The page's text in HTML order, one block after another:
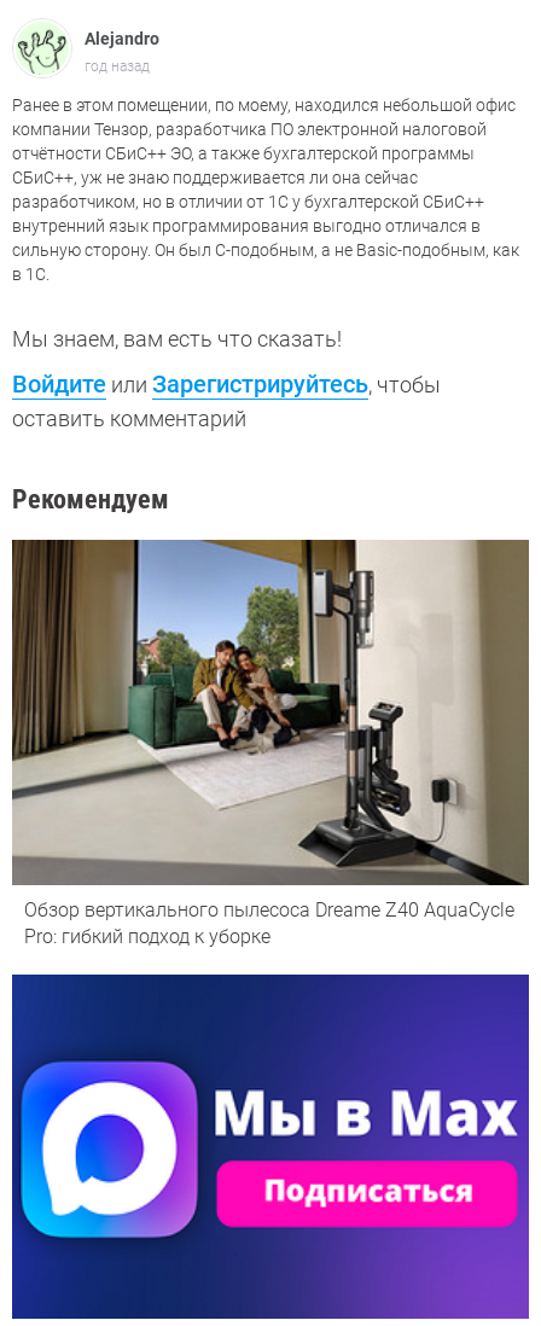
Alejandro
год назад
Ранее в этом помещении, по моему, находился небольшой офис
компании Тензор, разработчика ПО электронной налоговой
отчётности СБиС++ ЭО, а также бухгалтерской программы
СБиС++, уж не знаю поддерживается ли она сейчас
разработчиком, но в отличии от 1С у бухгалтерской СБиС++
внутренний язык программирования выгодно отличался в
сильную сторону. Он был C-подобным, а не Basic-подобным, как
в 1С.
Мы знаем, вам есть что сказать!
Войдите или Зарегистрируйтесь, чтобы
оставить комментарий
Рекомендуем
Обзор вертикального пылесоса Dreame Z40 AquaCycle
Pro: гибкий подход к уборке